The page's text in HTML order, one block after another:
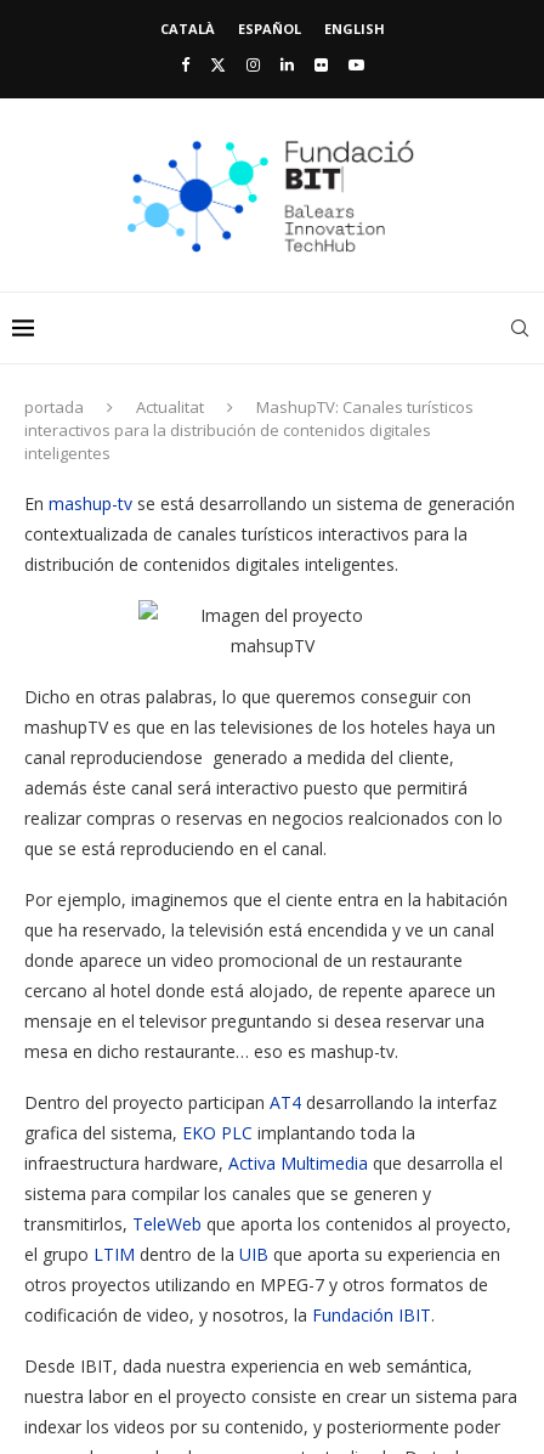
CATALÀ ESPAÑOL ENGLISH
portada Actualitat
MashupTV: Canales turísticos
interactivos para la distribución de contenidos digitales
inteligentes
En mashup-tv se está desarrollando un sistema de generación
contextualizada de canales turísticos interactivos para la
distribución de contenidos digitales inteligentes.
Dicho en otras palabras, lo que queremos conseguir con
mashupTV es que en las televisiones de los hoteles haya un
canal reproduciendose generado a medida del cliente,
además éste canal será interactivo puesto que permitirá
realizar compras o reservas en negocios realcionados con lo
que se está reproduciendo en el canal.
Por ejemplo, imaginemos que el ciente entra en la habitación
que ha reservado, la televisión está encendida y ve un canal
donde aparece un video promocional de un restaurante
cercano al hotel donde está alojado, de repente aparece un
mensaje en el televisor preguntando si desea reservar una
mesa en dicho restaurante… eso es mashup-tv.
Dentro del proyecto participan AT4 desarrollando la interfaz
grafica del sistema, EKO PLC implantando toda la
infraestructura hardware, Activa Multimedia que desarrolla el
sistema para compilar los canales que se generen y
transmitirlos, TeleWeb que aporta los contenidos al proyecto,
el grupo LTIM dentro de la UIB que aporta su experiencia en
otros proyectos utilizando en MPEG-7 y otros formatos de
codificación de video, y nosotros, la Fundación IBIT.
Desde IBIT, dada nuestra experiencia en web semántica,
nuestra labor en el proyecto consiste en crear un sistema para
indexar los videos por su contenido, y posteriormente poder